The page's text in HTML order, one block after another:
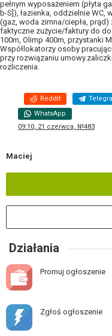
pełnym wyposażeniem (płyta
b-S]), łazienka, oddzielnie WC,
(gaz, woda zimna/ciepła,
faktyczne zużycie/faktury do
100m, Olimp 400m, przystanki
Współlokatorzy osoby
przy rozwiązaniu
rozliczenia.
Reddit
WhatsApp
09:10, 21 czerwca, №483
Maciej
Działania
Promuj ogłoszenie
Zgłoś ogłoszenie